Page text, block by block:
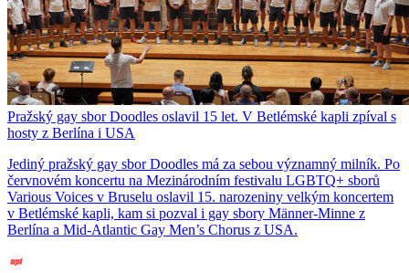
Pražský gay sbor Doodles oslavil 15 let. V Betlémské kapli zpíval s
hosty z Berlína i USA
Jediný pražský gay sbor Doodles má za sebou významný milník. Po
červnovém koncertu na Mezinárodním festivalu LGBTQ+ sborů
Various Voices v Bruselu oslavil 15. narozeniny velkým koncertem
v Betlémské kapli, kam si pozval i gay sbory Männer-Minne z
Berlína a Mid-Atlantic Gay Men’s Chorus z USA.